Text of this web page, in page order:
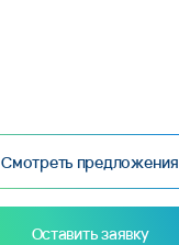
Смотреть предложения
Оставить заявку